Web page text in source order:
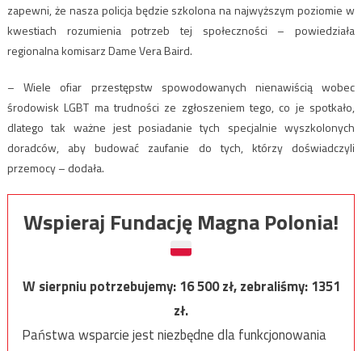
zapewni, że nasza policja będzie szkolona na najwyższym poziomie w
kwestiach rozumienia potrzeb tej społeczności – powiedziała
regionalna komisarz Dame Vera Baird.
– Wiele ofiar przestępstw spowodowanych nienawiścią wobec
środowisk LGBT ma trudności ze zgłoszeniem tego, co je spotkało,
dlatego tak ważne jest posiadanie tych specjalnie wyszkolonych
doradców, aby budować zaufanie do tych, którzy doświadczyli
przemocy – dodała.
Wspieraj Fundację Magna Polonia!
W sierpniu potrzebujemy:16 500zł, zebraliśmy:1351
zł.
Państwa wsparcie jest niezbędne dla funkcjonowania